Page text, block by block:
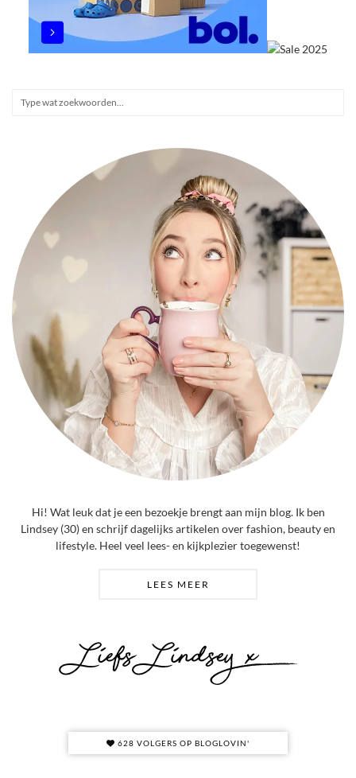
Hi! Wat leuk dat je een bezoekje brengt aan mijn blog. Ik ben
Lindsey (30) en schrijf dagelijks artikelen over fashion, beauty en
lifestyle. Heel veel lees- en kijkplezier toegewenst!
LEES MEER
628 VOLGERS OP BLOGLOVIN'